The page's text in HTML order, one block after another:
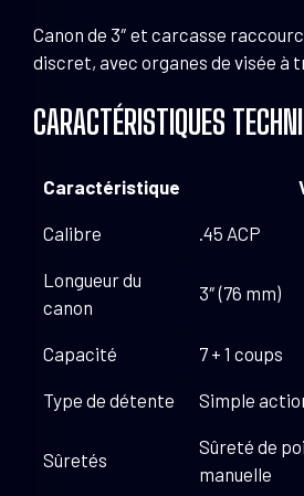
Canon de 3″ et carcasse
discret, avec organes de visée à
CARACTÉRISTIQUES
Caractéristique
Calibre .45 ACP
Longueur du
canon
3″ (76 mm)
Capacité 7 + 1 coups
Type de détente Simple
Sûretés
Sûreté de
manuelle